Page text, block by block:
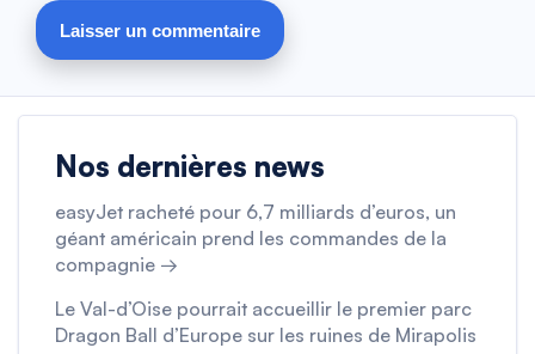
Nos dernières news
easyJet racheté pour 6,7 milliards d’euros, un
géant américain prend les commandes de la
compagnie →
Le Val-d’Oise pourrait accueillir le premier parc
Dragon Ball d’Europe sur les ruines de Mirapolis